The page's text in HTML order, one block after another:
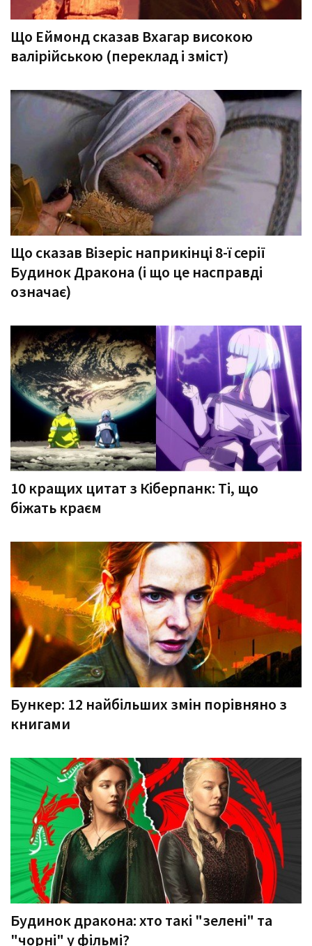
Що Еймонд сказав Вхагар високою
валірійською (переклад і зміст)
Що сказав Візеріс наприкінці 8-ї серії
Будинок Дракона (і що це насправді
означає)
10 кращих цитат з Кіберпанк: Ті, що
біжать краєм
Бункер: 12 найбільших змін порівняно з
книгами
Будинок дракона: хто такі "зелені" та
"чорні" у фільмі?